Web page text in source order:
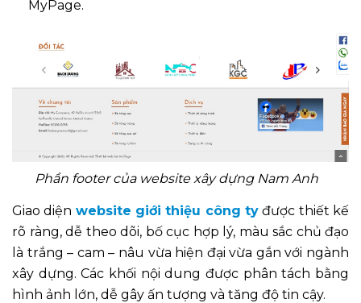
MyPage.
Phần footer của website xây dựng Nam Anh
Giao diện website giới thiệu công ty được thiết kế
rõ ràng, dễ theo dõi, bố cục hợp lý, màu sắc chủ đạo
là trắng – cam – nâu vừa hiện đại vừa gắn với ngành
xây dựng. Các khối nội dung được phân tách bằng
hình ảnh lớn, dễ gây ấn tượng và tăng độ tin cậy.